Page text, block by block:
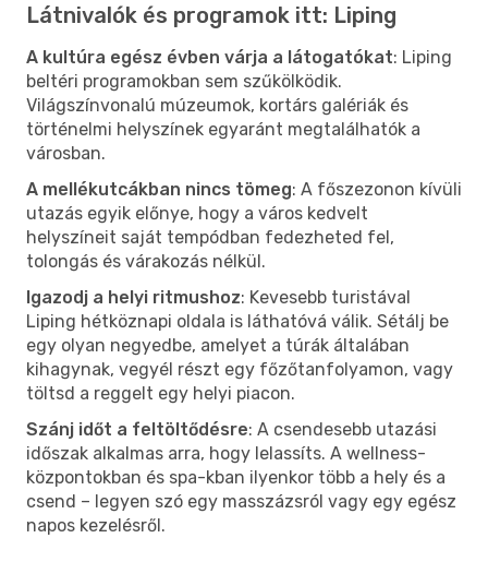
Látnivalók és programok itt: Liping
A kultúra egész évben várja a látogatókat: Liping
beltéri programokban sem szűkölködik.
Világszínvonalú múzeumok, kortárs galériák és
történelmi helyszínek egyaránt megtalálhatók a
városban.
A mellékutcákban nincs tömeg: A főszezonon kívüli
utazás egyik előnye, hogy a város kedvelt
helyszíneit saját tempódban fedezheted fel,
tolongás és várakozás nélkül.
Igazodj a helyi ritmushoz: Kevesebb turistával
Liping hétköznapi oldala is láthatóvá válik. Sétálj be
egy olyan negyedbe, amelyet a túrák általában
kihagynak, vegyél részt egy főzőtanfolyamon, vagy
töltsd a reggelt egy helyi piacon.
Szánj időt a feltöltődésre: A csendesebb utazási
időszak alkalmas arra, hogy lelassíts. A wellness-
központokban és spa-kban ilyenkor több a hely és a
csend – legyen szó egy masszázsról vagy egy egész
napos kezelésről.